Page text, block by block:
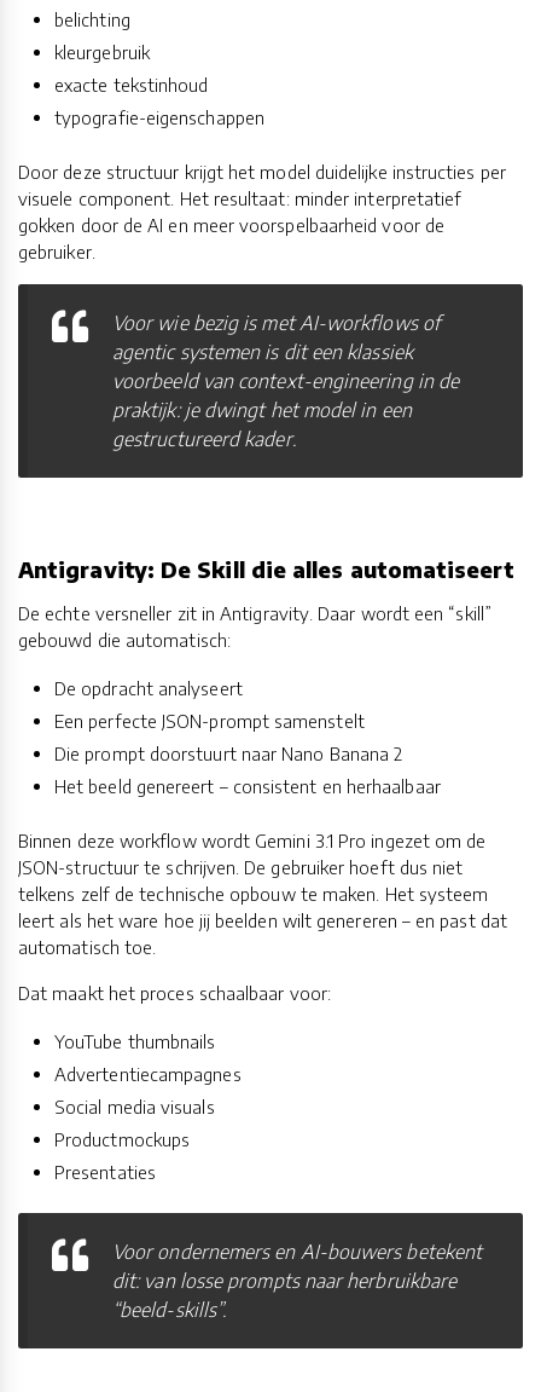
belichting
kleurgebruik
exacte tekstinhoud
typografie-eigenschappen
Door deze structuur krijgt het model duidelijke instructies per
visuele component. Het resultaat: minder interpretatief
gokken door de AI en meer voorspelbaarheid voor de
gebruiker.
Voor wie bezig is met AI-workflows of
agentic systemen is dit een klassiek
voorbeeld van context-engineering in de
praktijk: je dwingt het model in een
gestructureerd kader.
Antigravity: De Skill die alles automatiseert
De echte versneller zit in Antigravity. Daar wordt een “skill”
gebouwd die automatisch:
De opdracht analyseert
Een perfecte JSON-prompt samenstelt
Die prompt doorstuurt naar Nano Banana 2
Het beeld genereert – consistent en herhaalbaar
Binnen deze workflow wordt Gemini 3.1 Pro ingezet om de
JSON-structuur te schrijven. De gebruiker hoeft dus niet
telkens zelf de technische opbouw te maken. Het systeem
leert als het ware hoe jij beelden wilt genereren – en past dat
automatisch toe.
Dat maakt het proces schaalbaar voor:
YouTube thumbnails
Advertentiecampagnes
Social media visuals
Productmockups
Presentaties
Voor ondernemers en AI-bouwers betekent
dit: van losse prompts naar herbruikbare
“beeld-skills”.